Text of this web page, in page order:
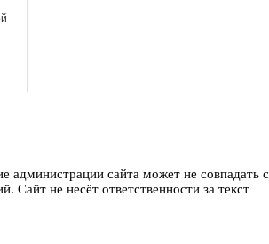
администрации сайта может не совпадать с
не несёт ответственности за текст